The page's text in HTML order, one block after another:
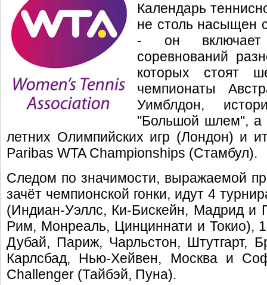
Календарь
не столь насыщен
- он включает
соревнований
которых стоят
чемпионаты
Уимблдон,
"Большой шлем", а
летних Олимпийских игр (Лондон) и
Paribas WTA Championships (Стамбул).
Следом по значимости, выражаемой
зачёт чемпионской гонки, идут 4
(Индиан-Уэллс, Ки-Бискейн, Мадрид и
Рим, Монреаль, Цинциннати и Токио),
Дубай, Париж, Чарльстон, Штутгарт,
Карлсбад, Нью-Хейвен, Москва и
Challenger (Тайбэй, Пуна).